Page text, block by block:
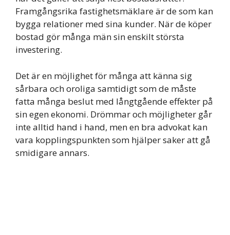
Framgångsrika fastighetsmäklare är de som kan
bygga relationer med sina kunder. När de köper
bostad gör många män sin enskilt största
investering.
Det är en möjlighet för många att känna sig
sårbara och oroliga samtidigt som de måste
fatta många beslut med långtgående effekter på
sin egen ekonomi. Drömmar och möjligheter går
inte alltid hand i hand, men en bra advokat kan
vara kopplingspunkten som hjälper saker att gå
smidigare annars.